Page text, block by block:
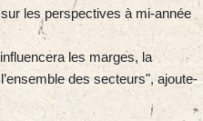
les perspectives à mi-année
les marges, la
des secteurs", ajoute-